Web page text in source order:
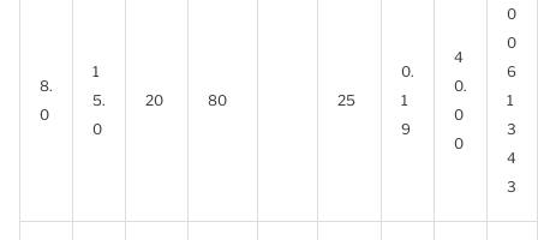
8.
0
1
5.
0
20 80 25
0.
1
9
4
0.
0
0
0
0
6
1
3
4
3